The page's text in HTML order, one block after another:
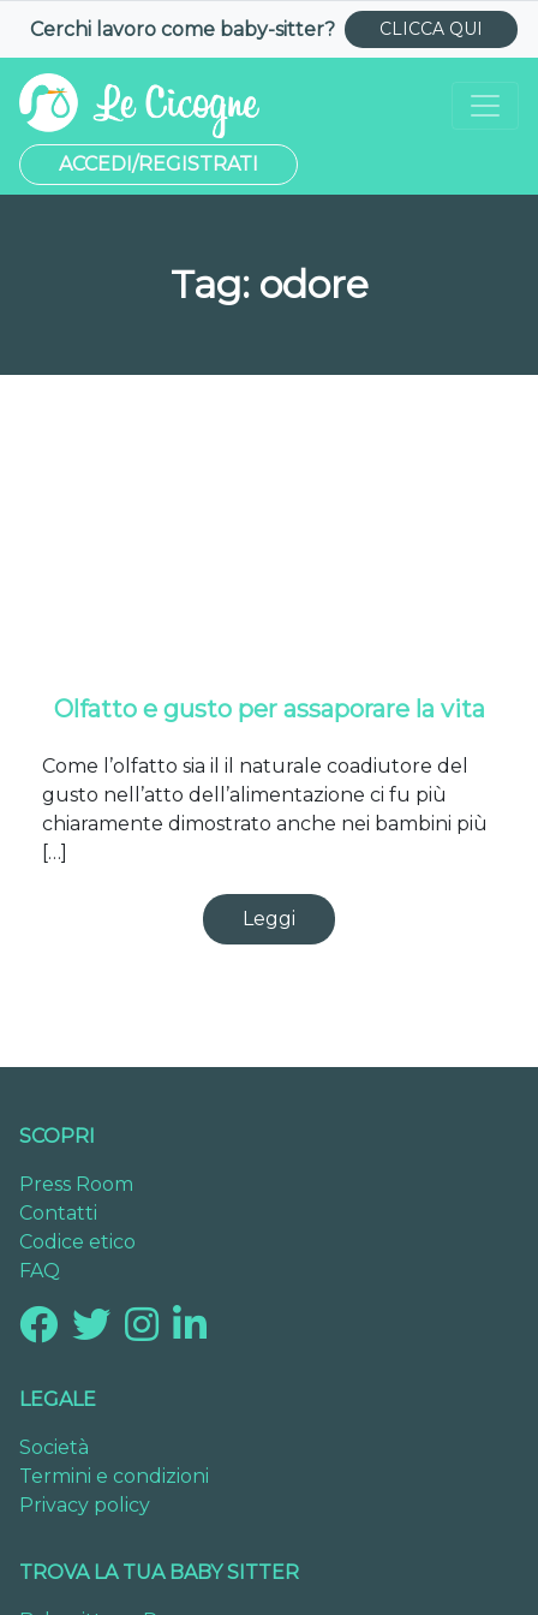
Cerchi lavoro come baby-sitter? CLICCA QUI
ACCEDI/REGISTRATI
Tag: odore
Olfatto e gusto per assaporare la vita
Come l’olfatto sia il il naturale coadiutore del
gusto nell’atto dell’alimentazione ci fu più
chiaramente dimostrato anche nei bambini più
[…]
Leggi
SCOPRI
Press Room
Contatti
Codice etico
FAQ
LEGALE
Società
Termini e condizioni
Privacy policy
TROVA LA TUA BABY SITTER